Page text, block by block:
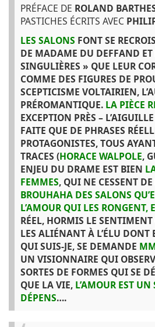
PRÉFACE DE ROLAND
PASTICHES ÉCRITS AVEC
LES SALONS FONT SE
DE MADAME DU DEFFAND ET
SINGULIÈRES » QUE LEUR
COMME DES FIGURES DE
SCEPTICISME VOLTAIRIEN,
PRÉROMANTIQUE. LA PIÈCE
EXCEPTION PRÈS –
FAITE QUE DE PHRASES
PROTAGONISTES, TOUS
TRACES (HORACE WALPOLE,
ENJEU DU DRAME EST BIEN
FEMMES, QUI NE CESSENT
BROUHAHA DES SALONS
L’AMOUR QUI LES RONGENT,
RÉEL, HORMIS LE
LES ALIÉNANT À L’ÉLU
QUI SUIS-JE, SE DEMANDE
UN VISIONNAIRE QUI
SORTES DE FORMES QUI SE
QUE LA VIE, L’AMOUR EST
DÉPENS….